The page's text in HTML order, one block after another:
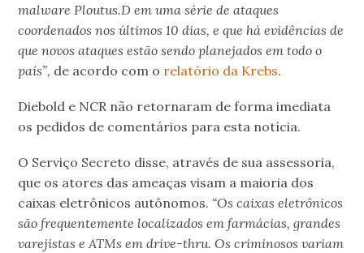
malware Ploutus.D em uma série de ataques
coordenados nos últimos 10 dias, e que há evidências de
que novos ataques estão sendo planejados em todo o
país”, de acordo com o relatório da Krebs.
Diebold e NCR não retornaram de forma imediata
os pedidos de comentários para esta notícia.
O Serviço Secreto disse, através de sua assessoria,
que os atores das ameaças visam a maioria dos
caixas eletrônicos autônomos. “Os caixas eletrônicos
são frequentemente localizados em farmácias, grandes
varejistas e ATMs em drive-thru. Os criminosos variam